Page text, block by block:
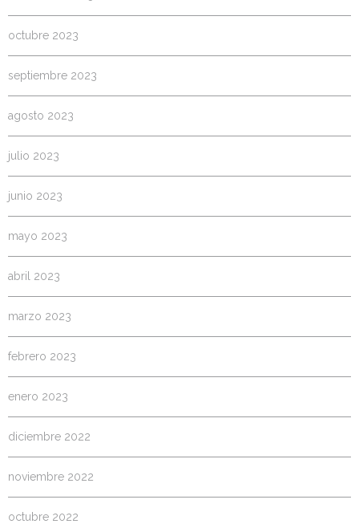
octubre 2023
septiembre 2023
agosto 2023
julio 2023
junio 2023
mayo 2023
abril 2023
marzo 2023
febrero 2023
enero 2023
diciembre 2022
noviembre 2022
octubre 2022